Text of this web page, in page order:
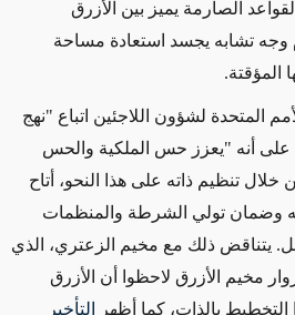
الصارمة يميز بين الأزرق
وجه تشابه يجسد استعادة مساحة
المؤقتة.
المتحدة لشؤون اللاجئين اتباع "نهج
على أنه "يعزز حس الملكية والحس
تنظيم ذاته على هذا النحو، أتاح
وضمان تولي الشرطة والمنظمات
يتناقض ذلك مع مخيم الزعتري، الذي
مخيم الأزرق لاحظوا أن الأزرق
التخطيط بالذات، كما أظهر
التأخير